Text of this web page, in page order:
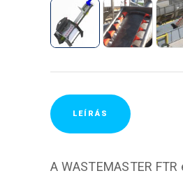
LEÍRÁS
A WASTEMASTER